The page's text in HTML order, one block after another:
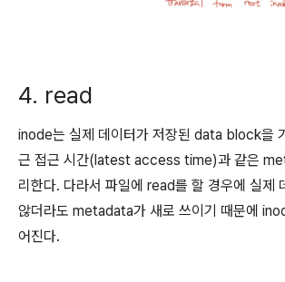
4. read
inode는 실제 데이터가 저장된 data block을
근 접근 시간(latest access time)과 같은
리한다. 다라서 파일에 read를 할 경우에 실제
않더라도 metadata가 새로 쓰이기 때문에
어진다.